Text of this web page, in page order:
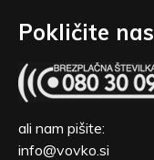
Pokličite nas
ali nam pišite:
info@vovko.si